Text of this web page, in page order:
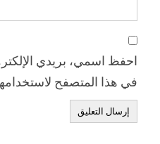
احفظ اسمي، بريدي
في هذا المتصفح